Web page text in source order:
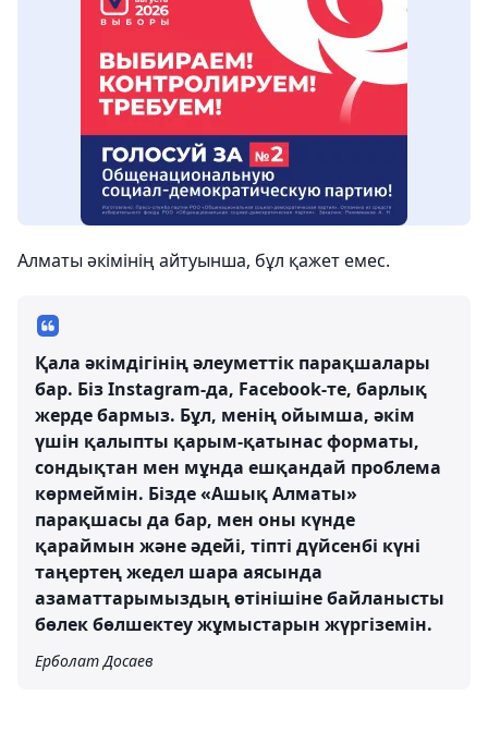
Алматы әкімінің айтуынша, бұл қажет емес.
Қала әкімдігінің әлеуметтік парақшалары
бар. Біз Instagram-да, Facebook-те, барлық
жерде бармыз. Бұл, менің ойымша, әкім
үшін қалыпты қарым-қатынас форматы,
сондықтан мен мұнда ешқандай проблема
көрмеймін. Бізде «Ашық Алматы»
парақшасы да бар, мен оны күнде
қараймын және әдейі, тіпті дүйсенбі күні
таңертең жедел шара аясында
азаматтарымыздың өтінішіне байланысты
бөлек бөлшектеу жұмыстарын жүргіземін.
Ерболат Досаев